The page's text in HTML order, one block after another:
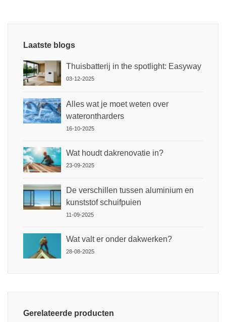
Laatste blogs
Thuisbatterij in the spotlight: Easyway
03-12-2025
Alles wat je moet weten over
waterontharders
16-10-2025
Wat houdt dakrenovatie in?
23-09-2025
De verschillen tussen aluminium en
kunststof schuifpuien
11-09-2025
Wat valt er onder dakwerken?
28-08-2025
Gerelateerde producten